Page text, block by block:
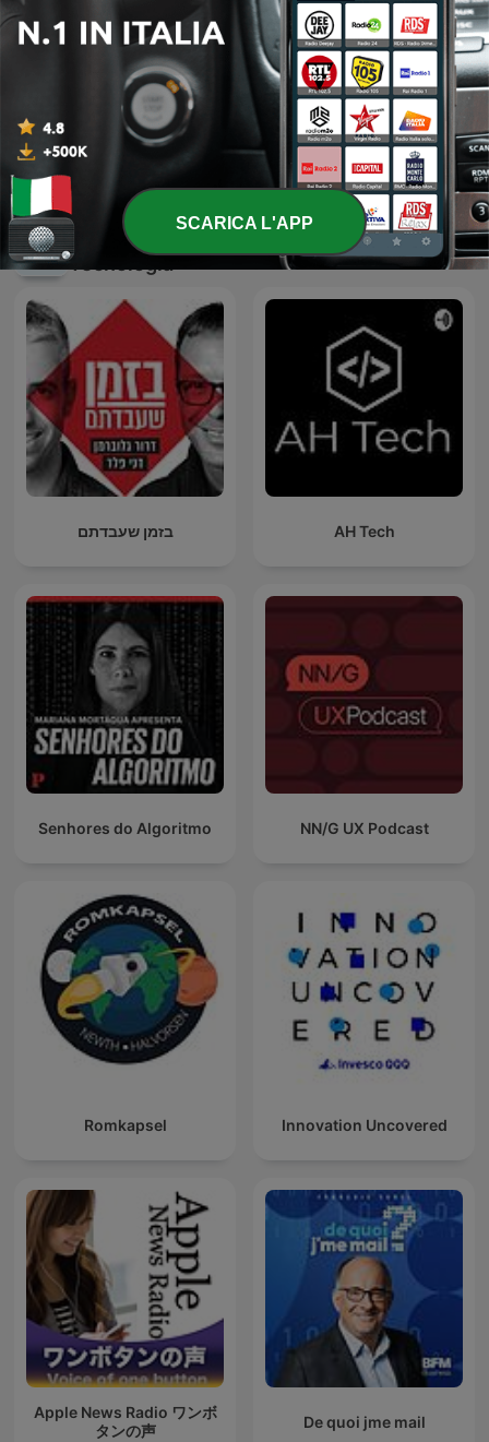
Lofi ~ Sleep/Chill
AI confini della
conoscenza - Intelligenza
Artificiale
Podcast internazionali di genere
Tecnologia
בזמן שעבדתם AH Tech
Senhores do Algoritmo NN/G UX Podcast
Romkapsel Innovation Uncovered
Apple News Radio ワンボ
タンの声
De quoi jme mail
SCARICA L'APP